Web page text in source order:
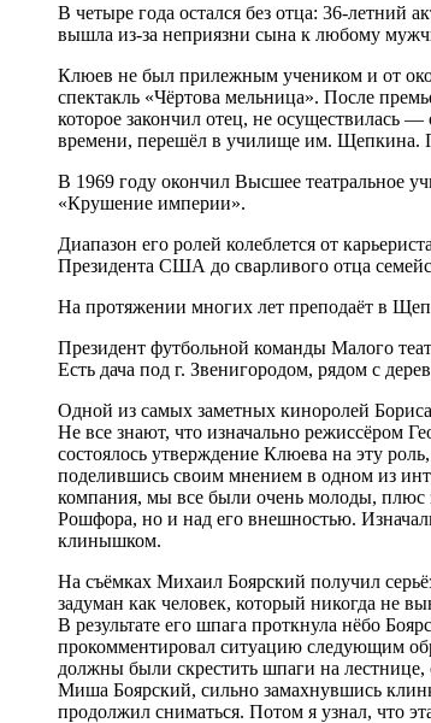
В четыре года остался без отца: 36-летний
вышла из-за неприязни сына к любому
Клюев не был прилежным учеником и от
спектакль «Чёртова мельница». После
которое закончил отец, не осуществилась
времени, перешёл в училище им. Щепкина.
В 1969 году окончил Высшее театральное
«Крушение империи».
Диапазон его ролей колеблется от
Президента США до сварливого отца
На протяжении многих лет преподаёт в
Президент футбольной команды Малого
Есть дача под г. Звенигородом, рядом с
Одной из самых заметных киноролей
Не все знают, что изначально режиссёром
состоялось утверждение Клюева на эту
поделившись своим мнением в одном из
компания, мы все были очень молоды, плюс
Рошфора, но и над его внешностью.
клинышком.
На съёмках Михаил Боярский получил
задуман как человек, который никогда не
В результате его шпага проткнула нёбо
прокомментировал ситуацию следующим
должны были скрестить шпаги на лестнице,
Миша Боярский, сильно замахнувшись
продолжил сниматься. Потом я узнал, что